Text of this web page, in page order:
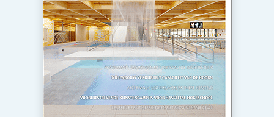
Keukens
Renovatie
Software
Toegangscontrole